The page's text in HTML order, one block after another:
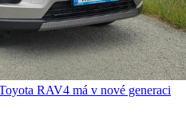
RAV4 má v nové generaci